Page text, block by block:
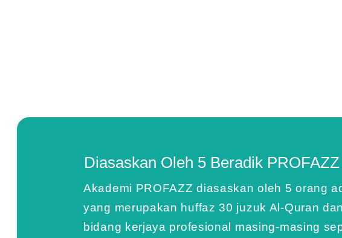
Kami bantu persiapkan anak-anak anda ke pusat tahfiz dengan
hafazan berkesan, disiplin, sokongan moral, dan hala tuju yang
Diasaskan Oleh 5 Beradik
Akademi PROFAZZ diasaskan oleh 5 orang
yang merupakan huffaz 30 juzuk Al-Quran
bidang kerjaya profesional masing-masing